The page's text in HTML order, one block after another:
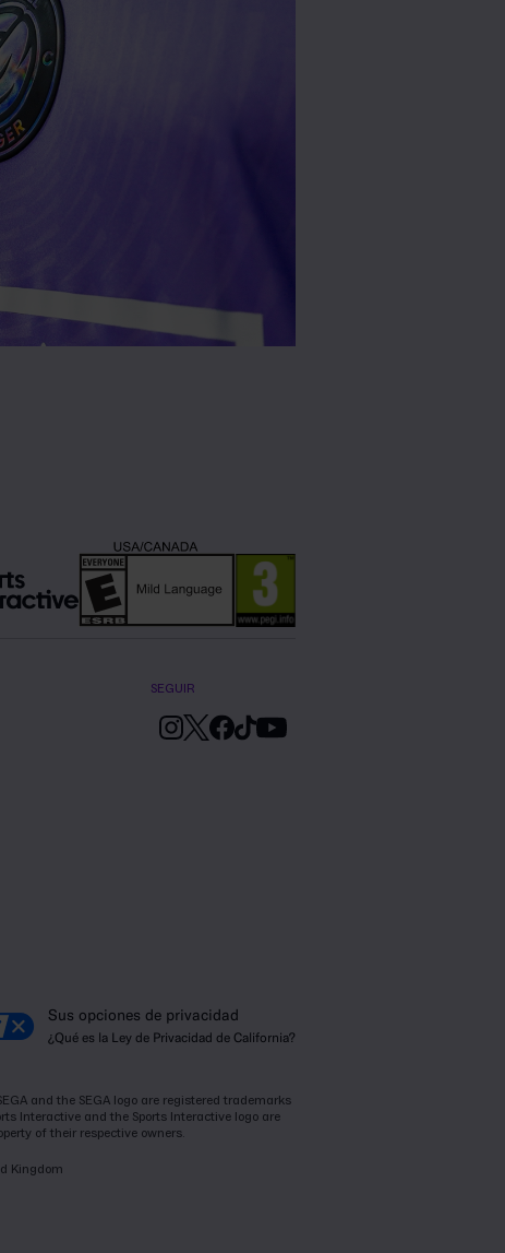
SEGUIR
Sus opciones de privacidad
¿Qué es la Ley de Privacidad de California?
and the SEGA logo are registered trademarks
Interactive and the Sports Interactive logo are
of their respective owners.
Kingdom